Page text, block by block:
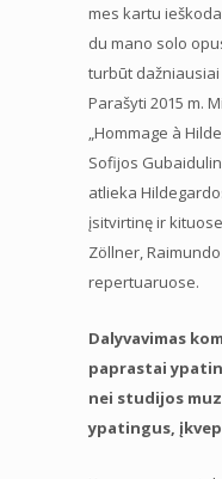
mes kartu
du mano solo
turbūt
Parašyti 2015 m.
„Hommage à
Sofijos
atlieka
įsitvirtinę ir
Zöllner,
repertuaruose.
Dalyvavimas
paprastai
nei studijos
ypatingus,